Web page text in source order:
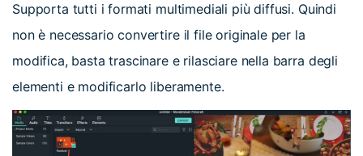
Supporta tutti i formati multimediali più diffusi. Quindi
non è necessario convertire il file originale per la
modifica, basta trascinare e rilasciare nella barra degli
elementi e modificarlo liberamente.